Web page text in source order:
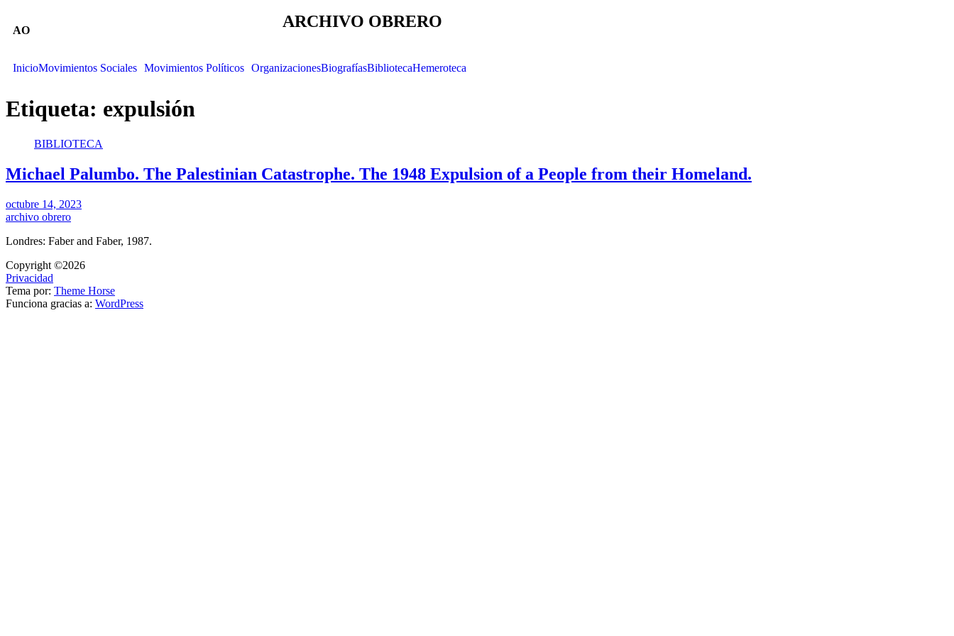
AO ARCHIVO OBRERO
InicioMovimientos Sociales Movimientos Políticos OrganizacionesBiografíasBibliotecaHemeroteca
Etiqueta: expulsión
BIBLIOTECA
Michael Palumbo. The Palestinian Catastrophe. The 1948 Expulsion of a People from their Homeland.
octubre 14, 2023
archivo obrero
Londres: Faber and Faber, 1987.
Copyright ©2026
Privacidad
Tema por: Theme Horse
Funciona gracias a: WordPress